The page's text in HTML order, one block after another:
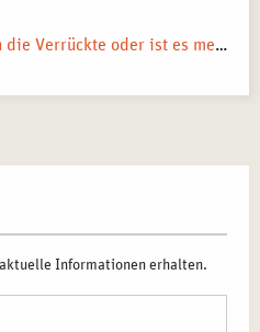
Toxisches Verhalten: Bin ich die Verrückte oder ist es mein Umfeld?
Informationen erhalten.